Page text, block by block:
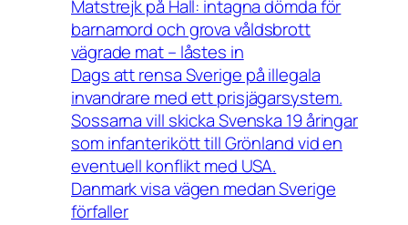
Matstrejk på Hall: intagna dömda för
barnamord och grova våldsbrott
vägrade mat – låstes in
Dags att rensa Sverige på illegala
invandrare med ett prisjägarsystem.
Sossarna vill skicka Svenska 19 åringar
som infanterikött till Grönland vid en
eventuell konflikt med USA.
Danmark visa vägen medan Sverige
förfaller